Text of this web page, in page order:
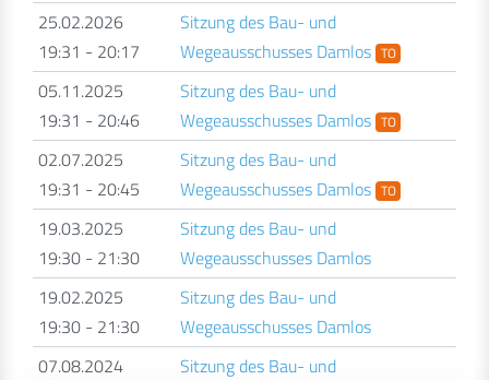
25.02.2026
19:31 - 20:17
Sitzung des Bau- und
Wegeausschusses Damlos TO
05.11.2025
19:31 - 20:46
Sitzung des Bau- und
Wegeausschusses Damlos TO
02.07.2025
19:31 - 20:45
Sitzung des Bau- und
Wegeausschusses Damlos TO
19.03.2025
19:30 - 21:30
Sitzung des Bau- und
Wegeausschusses Damlos
19.02.2025
19:30 - 21:30
Sitzung des Bau- und
Wegeausschusses Damlos
07.08.2024
Sitzung des Bau- und